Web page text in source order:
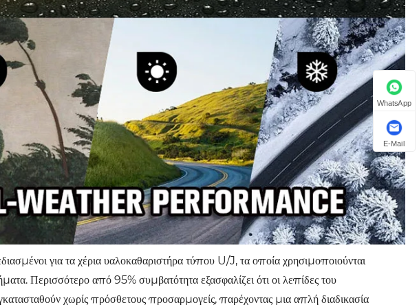
για τα χέρια υαλοκαθαριστήρα τύπου U/J, τα οποία χρησιμοποιούνται
Περισσότερο από 95% συμβατότητα εξασφαλίζει ότι οι λεπίδες του
χωρίς πρόσθετους προσαρμογείς, παρέχοντας μια απλή διαδικασία
WhatsApp
E-Mail